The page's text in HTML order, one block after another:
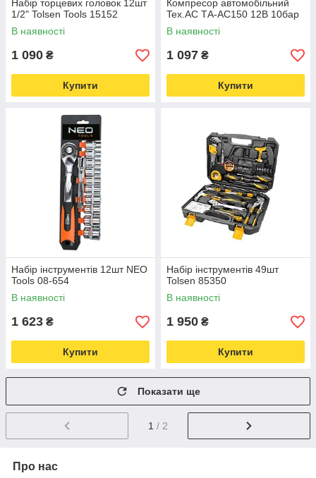
Набір торцевих головок 12шт
1/2" Tolsen Tools 15152
В наявності
1 090 ₴
Купити
Компресор автомобільний
Tex.AC ТА-AC150 12В 10бар
В наявності
1 097 ₴
Купити
Набір інструментів 12шт NEO
Tools 08-654
В наявності
1 623 ₴
Купити
Набір інструментів 49шт
Tolsen 85350
В наявності
1 950 ₴
Купити
Показати ще
1 / 2
Про нас